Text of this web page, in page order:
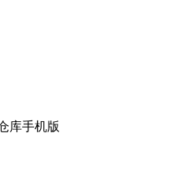
库手机版